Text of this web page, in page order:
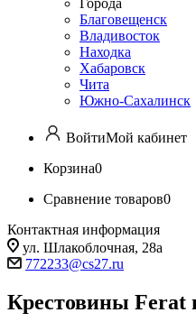
Города
Благовещенск
Владивосток
Находка
Хабаровск
Чита
Южно-Сахалинск
ВойтиМой кабинет
Корзина0
Сравнение товаров0
Контактная информация
ул. Шлакоблочная, 28а
772233@cs27.ru
Крестовины